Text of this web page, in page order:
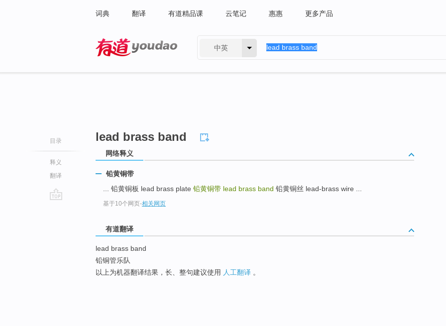
词典 翻译 有道精品课 云笔记 惠惠 更多产品
中英
目录
释义
翻译
lead brass band
网络释义
铅黄铜带
... 铅黄铜板 lead brass plate 铅黄铜带 lead brass band 铅黄铜丝 lead-brass wire ...
基于10个网页-相关网页
有道翻译
lead brass band
铅铜管乐队
以上为机器翻译结果，长、整句建议使用 人工翻译 。